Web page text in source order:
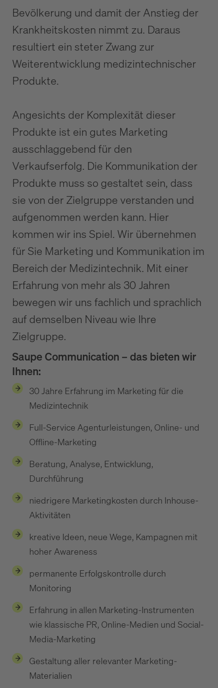
Bevölkerung und damit der Anstieg der
Krankheitskosten nimmt zu. Daraus
resultiert ein steter Zwang zur
Weiterentwicklung medizintechnischer
Produkte.
Angesichts der Komplexität dieser
Produkte ist ein gutes Marketing
ausschlaggebend für den
Verkaufserfolg. Die Kommunikation der
Produkte muss so gestaltet sein, dass
sie von der Zielgruppe verstanden und
aufgenommen werden kann. Hier
kommen wir ins Spiel. Wir übernehmen
für Sie Marketing und Kommunikation im
Bereich der Medizintechnik. Mit einer
Erfahrung von mehr als 30 Jahren
bewegen wir uns fachlich und sprachlich
auf demselben Niveau wie Ihre
Zielgruppe.
Saupe Communication – das bieten wir
Ihnen:
30 Jahre Erfahrung im Marketing für die
Medizintechnik
Full-Service Agenturleistungen, Online- und
Offline-Marketing
Beratung, Analyse, Entwicklung,
Durchführung
niedrigere Marketingkosten durch Inhouse-
Aktivitäten
kreative Ideen, neue Wege, Kampagnen mit
hoher Awareness
permanente Erfolgskontrolle durch
Monitoring
Erfahrung in allen Marketing-Instrumenten
wie klassische PR, Online-Medien und Social-
Media-Marketing
Gestaltung aller relevanter Marketing-
Materialien